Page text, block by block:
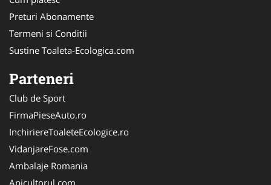
Preturi Abonamente
Termeni si Conditii
Sustine Toaleta-Ecologica.com
Parteneri
Club de Sport
FirmaPieseAuto.ro
InchiriereToaleteEcologice.ro
VidanjareFose.com
Ambalaje Romania
Apicultorul.com